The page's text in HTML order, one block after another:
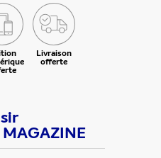
Livraison
offerte